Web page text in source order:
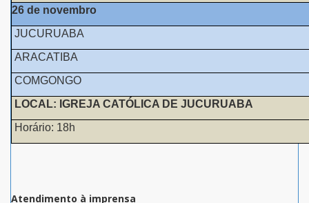
26 de novembro
JUCURUABA
ARACATIBA
COMGONGO
LOCAL: IGREJA CATÓLICA DE JUCURUABA
Horário: 18h
Atendimento à imprensa